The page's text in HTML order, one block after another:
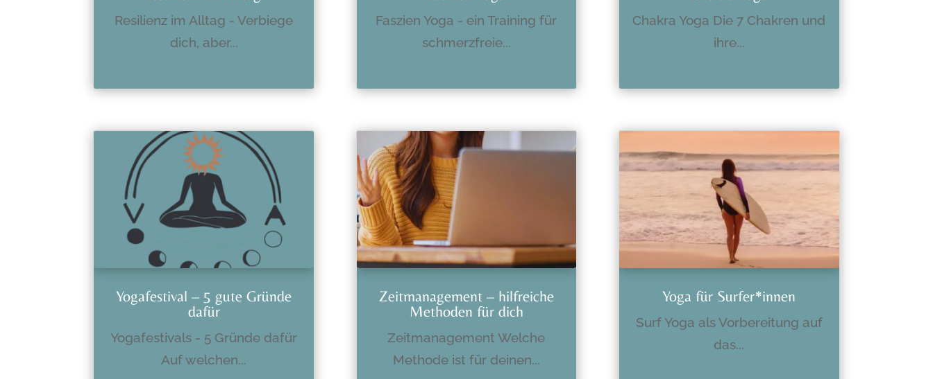
Resilienz im Alltag - Verbiege
dich, aber...
Yogafestival – 5 gute Gründe
dafür
Yogafestivals - 5 Gründe dafür
Auf welchen...
Faszien Yoga - ein Training für
schmerzfreie...
Zeitmanagement – hilfreiche
Methoden für dich
Zeitmanagement Welche
Methode ist für deinen...
Chakra Yoga Die 7 Chakren und
ihre...
Yoga für Surfer*innen
Surf Yoga als Vorbereitung auf
das...